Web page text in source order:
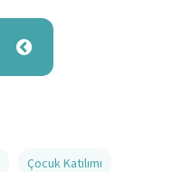
Çocuk Katılımı